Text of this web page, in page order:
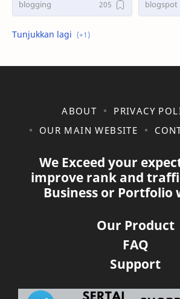
blogging blogspot
shopee
ABOUT
PRIVACY
OUR MAIN WEBSITE
We Exceed your
improve rank and
Business or Portfolio
Our Product
FAQ
Support